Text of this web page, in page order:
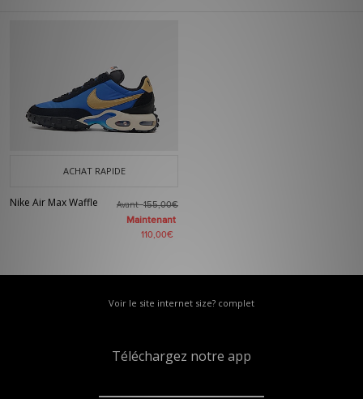
ACHAT RAPIDE
Nike Air Max Waffle Avant155,00€
Maintenant
110,00€
Voir le site internet size? complet
Téléchargez notre app